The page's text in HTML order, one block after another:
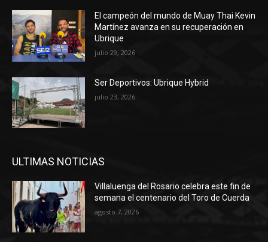
El campeón del mundo de Muay Thai Kevin
Martínez avanza en su recuperación en
Ubrique
julio 29, 2026
Ser Deportivos: Ubrique Hybrid
julio 23, 2026
ULTIMAS NOTICIAS
Villaluenga del Rosario celebra este fin de
semana el centenario del Toro de Cuerda
agosto 7, 2026